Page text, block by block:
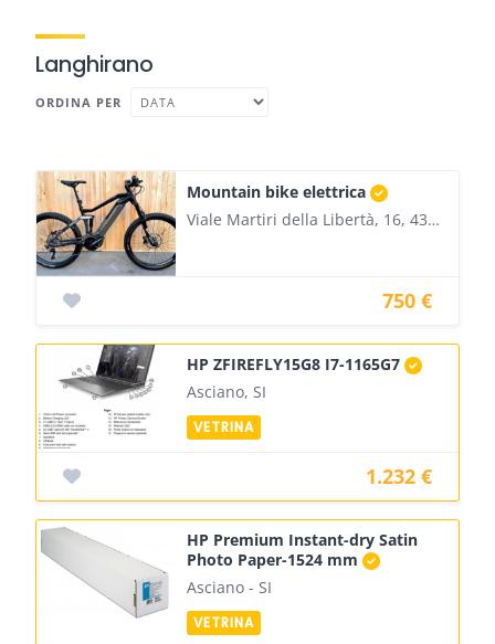
Langhirano
ORDINA PER
Mountain bike elettrica
Viale Martiri della Libertà, 16, 43013 Langhirano PR, Italia
750 €
HP ZFIREFLY15G8 I7-1165G7
Asciano, SI
1.232 €
HP Premium Instant-dry Satin
Photo Paper-1524 mm
Asciano - SI